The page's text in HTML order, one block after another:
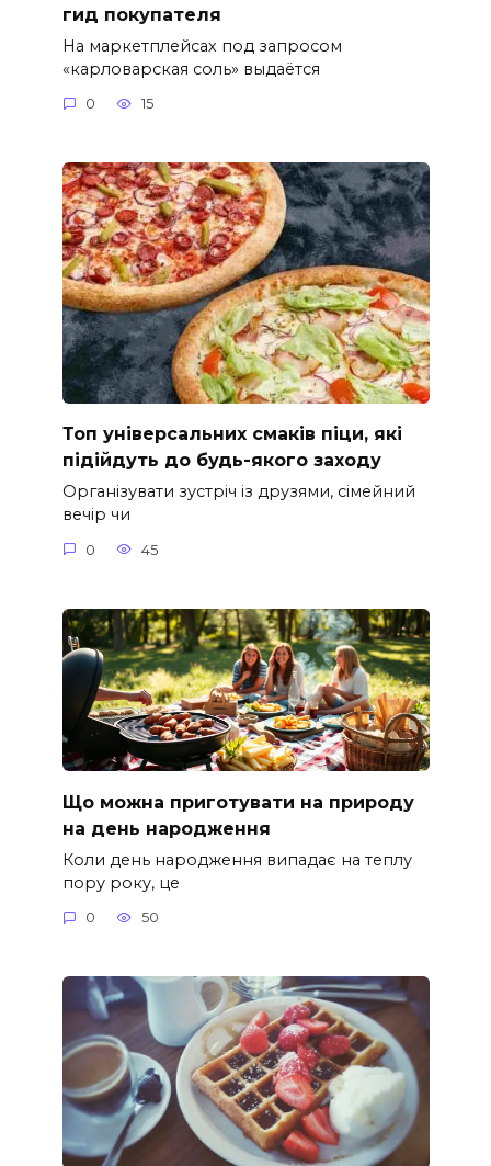
гид покупателя
На маркетплейсах под запросом
«карловарская соль» выдаётся
0 15
Топ універсальних смаків піци, які
підійдуть до будь-якого заходу
Організувати зустріч із друзями, сімейний
вечір чи
0 45
Що можна приготувати на природу
на день народження
Коли день народження випадає на теплу
пору року, це
0 50